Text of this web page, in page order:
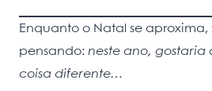
Enquanto o Natal se
pensando: neste ano, gostaria
coisa diferente…